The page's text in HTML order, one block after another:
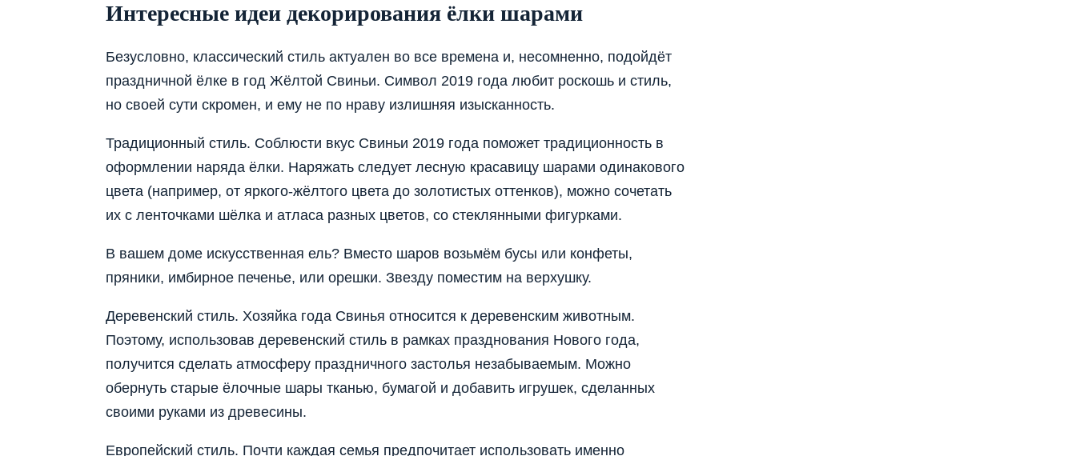
Интересные идеи декорирования ёлки шарами
Безусловно, классический стиль актуален во все времена и, несомненно, подойдёт
праздничной ёлке в год Жёлтой Свиньи. Символ 2019 года любит роскошь и стиль,
но своей сути скромен, и ему не по нраву излишняя изысканность.
Традиционный стиль. Соблюсти вкус Свиньи 2019 года поможет традиционность в
оформлении наряда ёлки. Наряжать следует лесную красавицу шарами одинакового
цвета (например, от яркого-жёлтого цвета до золотистых оттенков), можно сочетать
их с ленточками шёлка и атласа разных цветов, со стеклянными фигурками.
В вашем доме искусственная ель? Вместо шаров возьмём бусы или конфеты,
пряники, имбирное печенье, или орешки. Звезду поместим на верхушку.
Деревенский стиль. Хозяйка года Свинья относится к деревенским животным.
Поэтому, использовав деревенский стиль в рамках празднования Нового года,
получится сделать атмосферу праздничного застолья незабываемым. Можно
обернуть старые ёлочные шары тканью, бумагой и добавить игрушек, сделанных
своими руками из древесины.
Европейский стиль. Почти каждая семья предпочитает использовать именно